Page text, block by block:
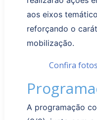
aos eixos
reforçando o
mobilização.
Confira
A programação